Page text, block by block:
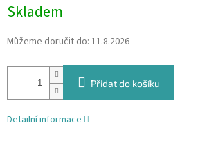
Skladem
Můžeme doručit do: 11.8.2026
Přidat do košíku
Detailní informace